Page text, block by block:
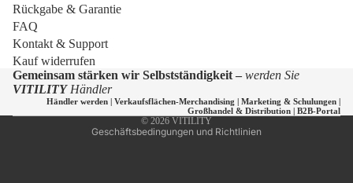
Rückgabe & Garantie
FAQ
Kontakt & Support
Kauf widerrufen
Gemeinsam stärken wir Selbstständigkeit – werden Sie
VITILITYHändler
Händler werden | Verkaufsflächen-Merchandising | Marketing & Schulungen |
Großhandel & Distribution | B2B-Portal
© 2026 VITILITY
Geschäftsbedingungen und Richtlinien
Widerrufsrecht
Versand
Kontaktinformationen
AGB
Impressum